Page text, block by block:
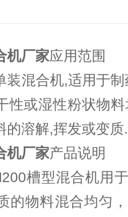
机厂家应用范围
装混合机,适用于
性或湿性粉状物
的溶解,挥发或变质.
机厂家产品说明
槽型混合机用
的物料混合均匀